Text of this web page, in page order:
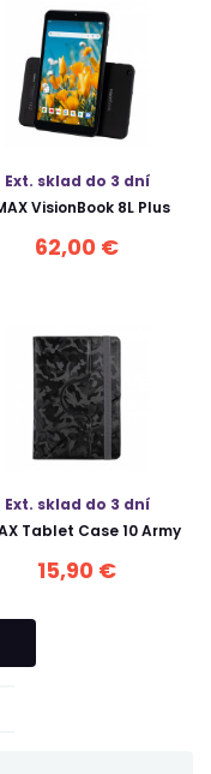
Ext. sklad do 3 dní
VisionBook 8L Plus
62,00 €
Ext. sklad do 3 dní
Tablet Case 10 Army
15,90 €